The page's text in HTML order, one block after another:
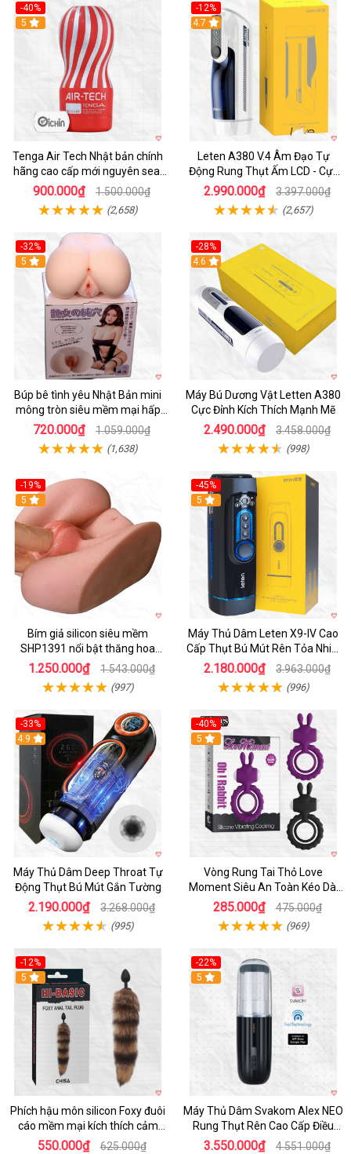
-40%
Hot
5
Tenga Air Tech Nhật bản chính
hãng cao cấp mới nguyên seal
giá tốt
900.000₫ 1.500.000₫
(2,658)
-12%
Hot
4.7
Leten A380 V.4 Âm Đạo Tự
Động Rung Thụt Ấm LCD - Cực
Phê
2.990.000₫ 3.397.000₫
(2,657)
-32%
Hot
5
Búp bê tình yêu Nhật Bản mini
mông tròn siêu mềm mại hấp
dẫn
720.000₫ 1.059.000₫
(1,638)
-28%
Hot
4.6
Máy Bú Dương Vật Letten A380
Cực Đỉnh Kích Thích Mạnh Mẽ
2.490.000₫ 3.458.000₫
(998)
-19%
Hot
5
Bím giả silicon siêu mềm
SHP1391 nổi bật thăng hoa
hoàn hảo
1.250.000₫ 1.543.000₫
(997)
-45%
Hot
5
Máy Thủ Dâm Leten X9-IV Cao
Cấp Thụt Bú Mút Rên Tỏa Nhiệt
Sạc Pin
2.180.000₫ 3.963.000₫
(996)
-33%
Hot
4.9
Máy Thủ Dâm Deep Throat Tự
Động Thụt Bú Mút Gắn Tường
2.190.000₫ 3.268.000₫
(995)
-40%
5
Vòng Rung Tai Thỏ Love
Moment Siêu An Toàn Kéo Dài
Thời Gian
285.000₫ 475.000₫
(969)
-12%
Hot
5
Phích hậu môn silicon Foxy đuôi
cáo mềm mại kích thích cảm
giác mới
550.000₫ 625.000₫
-22%
5
Máy Thủ Dâm Svakom Alex NEO
Rung Thụt Rên Cao Cấp Điều
Khiển App
3.550.000₫ 4.551.000₫